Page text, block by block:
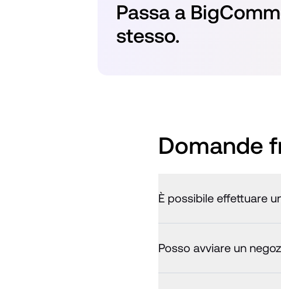
Passa a
stesso.
Domande
È possibile effettuare
Posso avviare un